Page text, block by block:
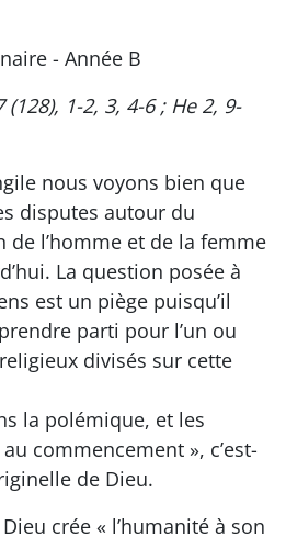
- Année B
(128), 1-2, 3, 4-6 ; He 2, 9-
nous voyons bien que
disputes autour du
de l’homme et de la femme
La question posée à
est un piège puisqu’il
parti pour l’un ou
divisés sur cette
la polémique, et les
commencement », c’est-
de Dieu.
crée « l’humanité à son